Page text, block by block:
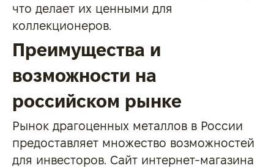
что делает их ценными для
коллекционеров.
Преимущества и
возможности на
российском рынке
Рынок драгоценных металлов в России
предоставляет множество возможностей
для инвесторов. Сайт интернет-магазина